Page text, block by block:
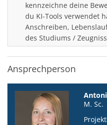
kennzeichne deine
du KI-Tools verwendet
Anschreiben,
des Studiums /
Ansprechperson
M. Sc.